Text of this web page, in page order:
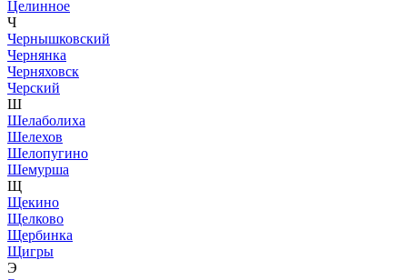
Целинное
Ч
Чернышковский
Чернянка
Черняховск
Черский
Ш
Шелаболиха
Шелехов
Шелопугино
Шемурша
Щ
Щекино
Щелково
Щербинка
Щигры
Э